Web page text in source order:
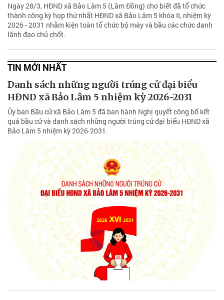
Ngày 28/3, HĐND xã Bảo Lâm 5 (Lâm Đồng) cho biết đã tổ chức
thành công kỳ họp thứ nhất HĐND xã Bảo Lâm 5 khóa II, nhiệm kỳ
2026 - 2031 nhằm kiện toàn tổ chức bộ máy và bầu các chức danh
lãnh đạo chủ chốt.
TIN MỚI NHẤT
Danh sách những người trúng cử đại biểu
HĐND xã Bảo Lâm 5 nhiệm kỳ 2026-2031
Ủy ban Bầu cử xã Bảo Lâm 5 đã ban hành Nghị quyết công bố kết
quả bầu cử và danh sách những người trúng cử đại biểu HĐND xã
Bảo Lâm 5 nhiệm kỳ 2026-2031.